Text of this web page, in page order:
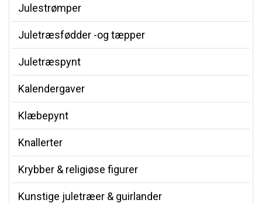
Julestrømper
Juletræsfødder -og tæpper
Juletræspynt
Kalendergaver
Klæbepynt
Knallerter
Krybber & religiøse figurer
Kunstige juletræer & guirlander